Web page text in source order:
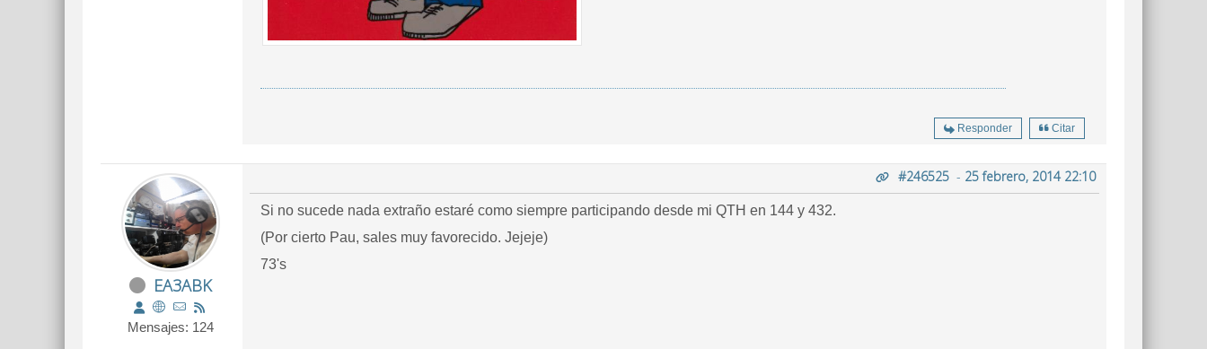
Responder Citar
EA3ABK
Mensajes: 124
#246525 - 25 febrero, 2014 22:10
Si no sucede nada extraño estaré como siempre participando desde mi QTH en 144 y 432.
(Por cierto Pau, sales muy favorecido. Jejeje)
73's